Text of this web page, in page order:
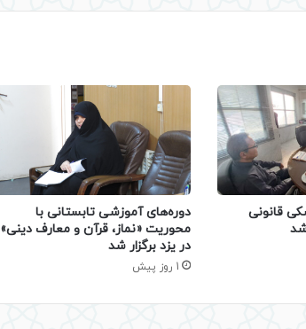
قانونی
شد
دوره‌های آموزشی تابستانی با
محوریت «نماز، قرآن و معارف دینی»
در یزد برگزار شد
1 روز پیش